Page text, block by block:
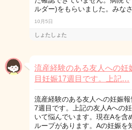
ルダー)をもらいました。みな
10月5日
しょたしょた
流産経験のある友人への妊
目妊娠17週目です。上記…
流産経験のある友人への妊娠
7週目です。上記の友人Aへの
いて悩んでいます。現在Aを含
ループがあります。Aの妊娠を